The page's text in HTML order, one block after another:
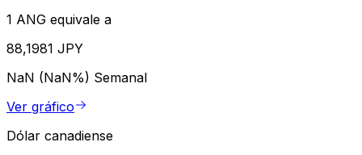
1 ANG equivale a
88,1981 JPY
NaN (NaN%) Semanal
Ver gráfico
Dólar canadiense